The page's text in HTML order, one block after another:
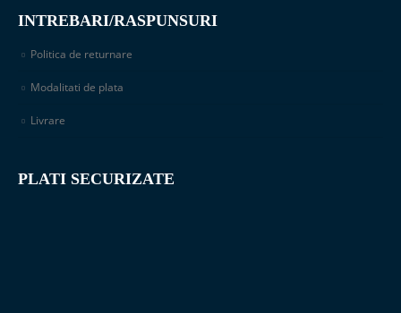
INTREBARI/RASPUNSURI
Politica de returnare
Modalitati de plata
Livrare
PLATI SECURIZATE